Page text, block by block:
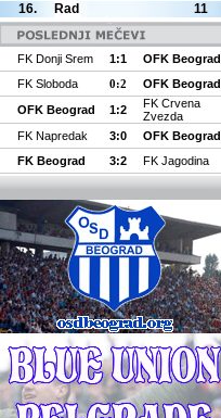
16.
Rad 11
FK Donji Srem 1:1
OFK Beograd
FK Sloboda
0:2
OFK Beograd
OFK Beograd
1:2
FK Crvena
Zvezda
FK Napredak
3:0
OFK Beograd
FK Beograd
3:2 FK Jagodina